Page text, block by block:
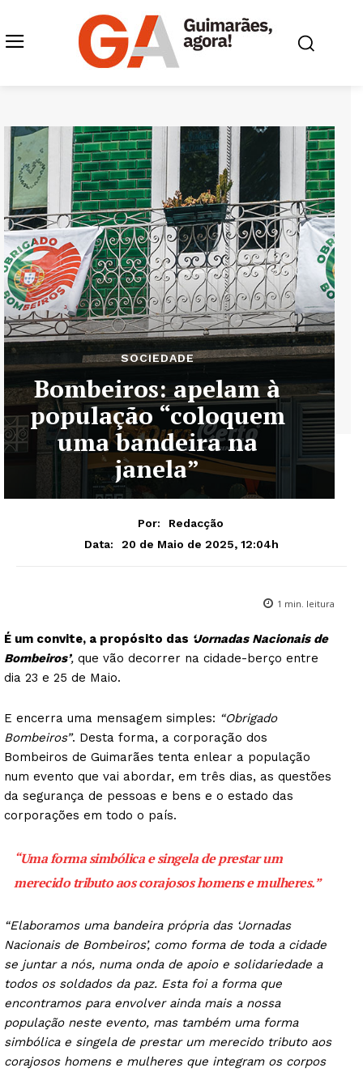
SOCIEDADE
Bombeiros: apelam à
população “coloquem
uma bandeira na
janela”
Por:
Redacção
Data:
20 de Maio de 2025, 12:04h
1 min. leitura
É um convite, a propósito das ‘Jornadas Nacionais de
Bombeiros’, que vão decorrer na cidade-berço entre
dia 23 e 25 de Maio.
E encerra uma mensagem simples: “Obrigado
Bombeiros”. Desta forma, a corporação dos
Bombeiros de Guimarães tenta enlear a população
num evento que vai abordar, em três dias, as questões
da segurança de pessoas e bens e o estado das
corporações em todo o país.
“Uma forma simbólica e singela de prestar um
merecido tributo aos corajosos homens e mulheres.”
“Elaboramos uma bandeira própria das ‘Jornadas
Nacionais de Bombeiros’, como forma de toda a cidade
se juntar a nós, numa onda de apoio e solidariedade a
todos os soldados da paz. Esta foi a forma que
encontramos para envolver ainda mais a nossa
população neste evento, mas também uma forma
simbólica e singela de prestar um merecido tributo aos
corajosos homens e mulheres que integram os corpos